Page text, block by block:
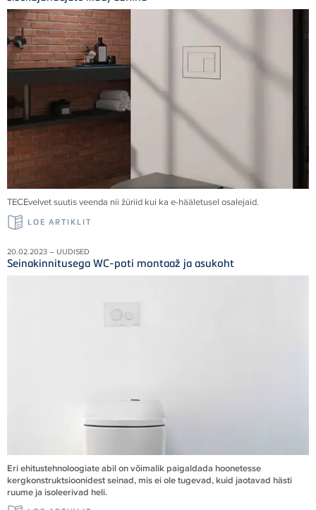
TECEvelvet suutis veenda nii žüriid kui ka e-hääletusel osalejaid.
LOE ARTIKLIT
20.02.2023 – UUDISED
Seinakinnitusega WC-poti montaaž ja asukoht
Eri ehitustehnoloogiate abil on võimalik paigaldada hoonetesse
kergkonstruktsioonidest seinad, mis ei ole tugevad, kuid jaotavad hästi
ruume ja isoleerivad heli.